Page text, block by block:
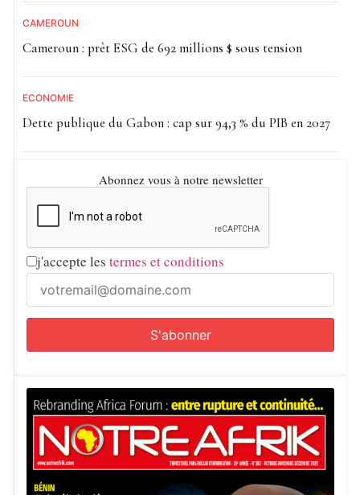
CAMEROUN
Cameroun : prêt ESG de 692 millions $ sous tension
ECONOMIE
Dette publique du Gabon : cap sur 94,3 % du PIB en 2027
Abonnez vous à notre newsletter
j'accepte les termes et conditions